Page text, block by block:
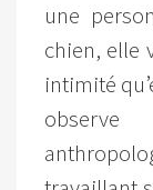
une
chien, elle
intimité